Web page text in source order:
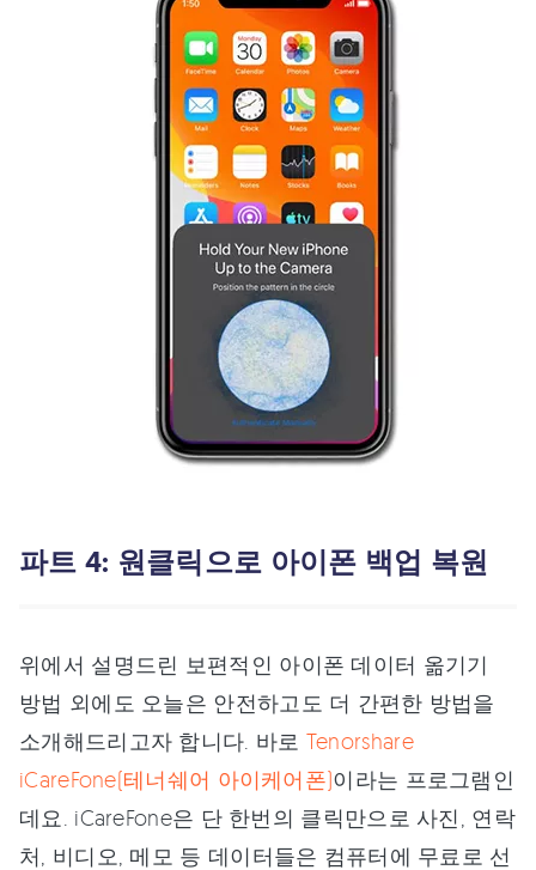
파트 4: 원클릭으로 아이폰 백업 복원
위에서 설명드린 보편적인 아이폰 데이터 옮기기
방법 외에도 오늘은 안전하고도 더 간편한 방법을
소개해드리고자 합니다. 바로 Tenorshare
iCareFone(테너쉐어 아이케어폰)이라는 프로그램인
데요. iCareFone은 단 한번의 클릭만으로 사진, 연락
처, 비디오, 메모 등 데이터들은 컴퓨터에 무료로 선